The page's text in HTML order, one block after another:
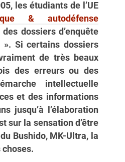
les étudiants de l’UE
& autodéfense
dossiers d’enquête
Si certains dossiers
de très beaux
des erreurs ou des
intellectuelle
et des informations
jusqu’à l’élaboration
sur la sensation d’être
Bushido, MK-Ultra, la